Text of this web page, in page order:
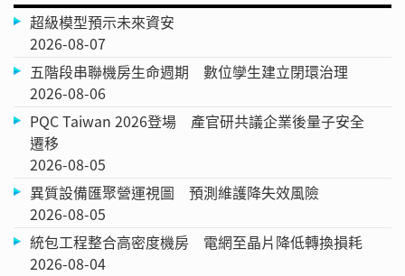
超級模型預示未來資安
2026-08-07
五階段串聯機房生命週期 數位孿生建立閉環治理
2026-08-06
PQC Taiwan 2026登場 產官研共議企業後量子安全
遷移
2026-08-05
異質設備匯聚營運視圖 預測維護降失效風險
2026-08-05
統包工程整合高密度機房 電網至晶片降低轉換損耗
2026-08-04